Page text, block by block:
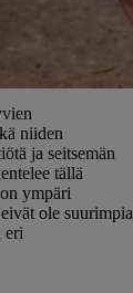
niiden
ja seitsemän
tällä
ympäri
ole suurimpia
eri